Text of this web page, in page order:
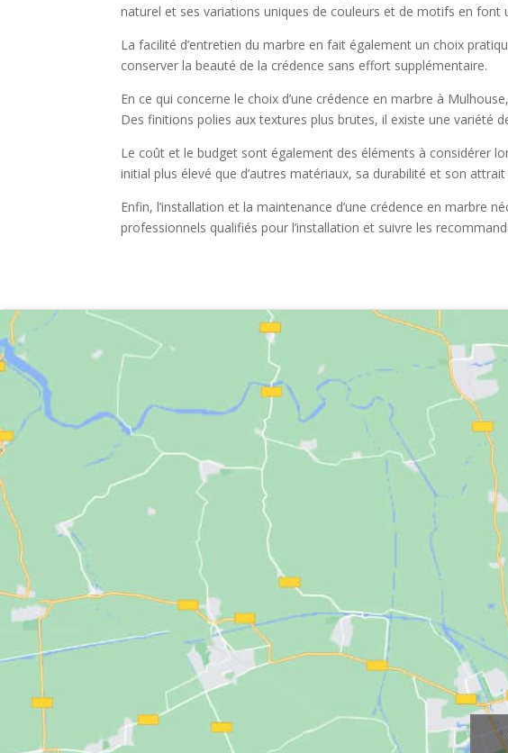
naturel et ses variations uniques de couleurs et de motifs en
La facilité d’entretien du marbre en fait également un choix
conserver la beauté de la crédence sans effort supplémentaire.
En ce qui concerne le choix d’une crédence en marbre à
Des finitions polies aux textures plus brutes, il existe une variété
Le coût et le budget sont également des éléments à considérer
initial plus élevé que d’autres matériaux, sa durabilité et son
Enfin, l’installation et la maintenance d’une crédence en marbre
professionnels qualifiés pour l’installation et suivre les